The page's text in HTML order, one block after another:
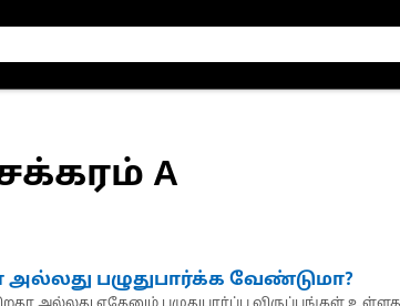
A
அல்லது பழுதுபார்க்க வேண்டுமா?